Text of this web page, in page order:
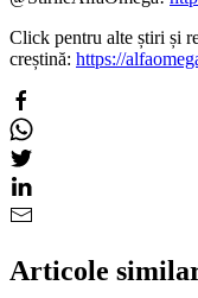
Click pentru alte știri și
creștină: https://
Articole